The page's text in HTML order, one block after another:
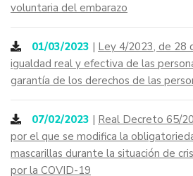
voluntaria del embarazo
01/03/2023 | Ley 4/2023, de 28
igualdad real y efectiva de las
garantía de los derechos de las
07/02/2023 | Real Decreto 65/
por el que se modifica la
mascarillas durante la situación de
por la COVID-19